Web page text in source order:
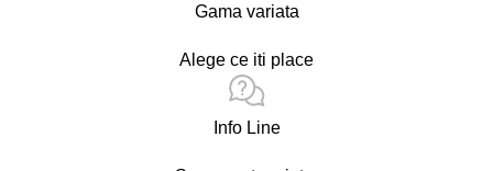
Gama variata
Alege ce iti place
Info Line